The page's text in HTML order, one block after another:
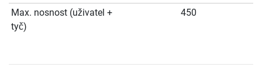
Max. nosnost (uživatel +
tyč)
450